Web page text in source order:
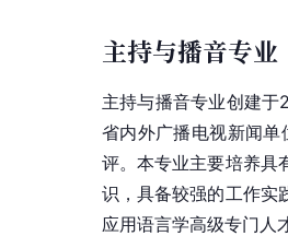
主持与播音专业
主持与播音专业创建
省内外广播电视新闻
评。本专业主要培养具
识，具备较强的工作实
应用语言学高级专门人